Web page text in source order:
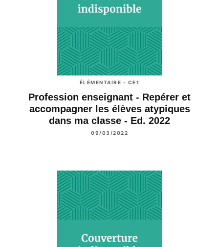
ÉLÉMENTAIRE - CE1
Profession enseignant - Repérer et
accompagner les élèves atypiques
dans ma classe - Ed. 2022
09/03/2022